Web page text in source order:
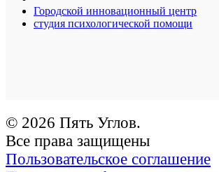
Городской инновационный центр
студия психологической помощи
© 2026 Пять Углов.
Все права защищены
Пользовательское соглашение